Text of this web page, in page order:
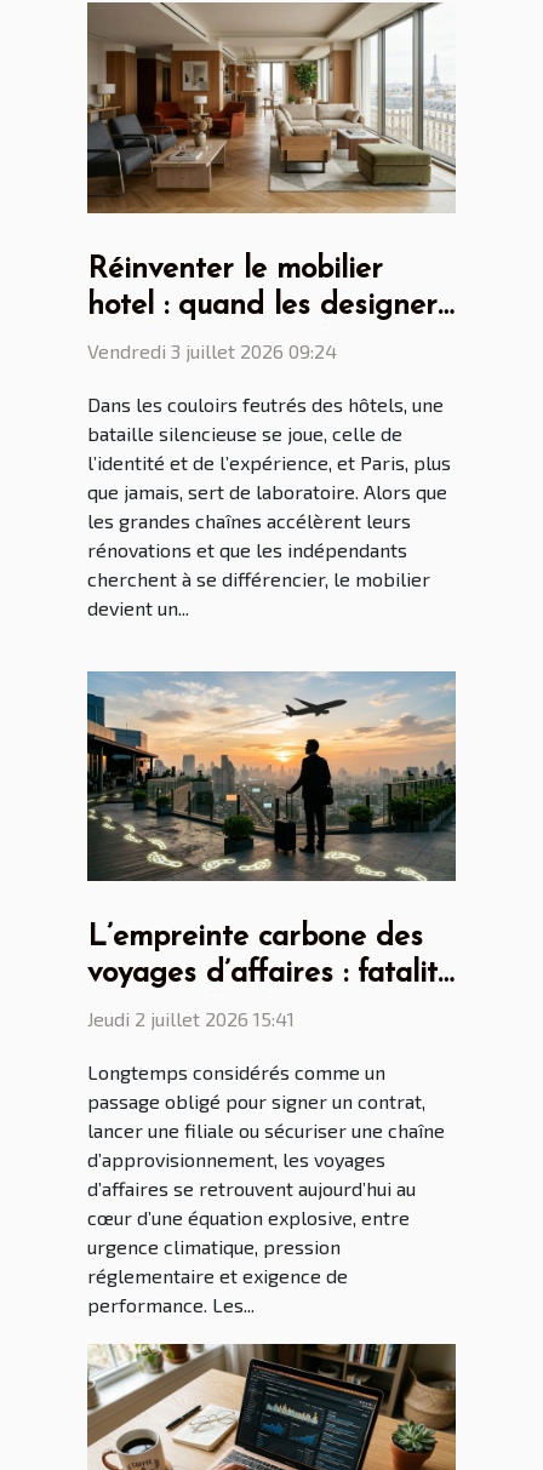
Réinventer le mobilier
hotel : quand les designers
parisiens dictent la
Vendredi 3 juillet 2026 09:24
Dans les couloirs feutrés des hôtels, une
bataille silencieuse se joue, celle de
l’identité et de l’expérience, et Paris, plus
que jamais, sert de laboratoire. Alors que
les grandes chaînes accélèrent leurs
rénovations et que les indépendants
cherchent à se différencier, le mobilier
devient un...
L’empreinte carbone des
voyages d’affaires : fatalité
ou nouvelle donne ?
Jeudi 2 juillet 2026 15:41
Longtemps considérés comme un
passage obligé pour signer un contrat,
lancer une filiale ou sécuriser une chaîne
d’approvisionnement, les voyages
d’affaires se retrouvent aujourd’hui au
cœur d’une équation explosive, entre
urgence climatique, pression
réglementaire et exigence de
performance. Les...